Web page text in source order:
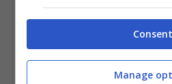
Consent
Manage